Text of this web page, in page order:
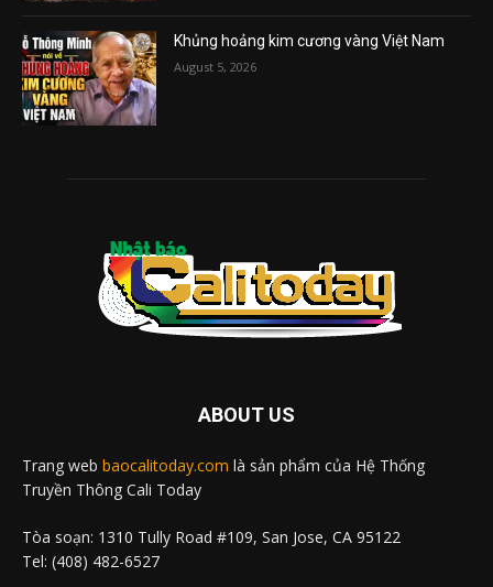
Khủng hoảng kim cương vàng Việt Nam
August 5, 2026
ABOUT US
Trang web baocalitoday.com là sản phẩm của Hệ Thống
Truyền Thông Cali Today
Tòa soạn: 1310 Tully Road #109, San Jose, CA 95122
Tel: (408) 482-6527